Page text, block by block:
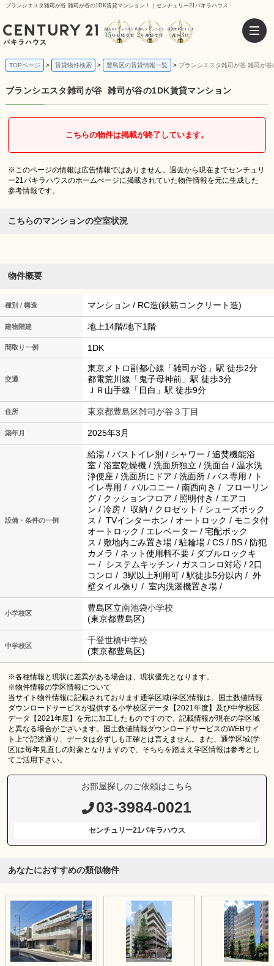
ブランシエスタ雑司が谷 雑司が谷の1DK賃貸マンション！｜センチュリー21パキラハウス
TOPページ 賃貸物件検索 豊島区の賃貸情報一覧 ブランシエスタ雑司が谷 雑司が
ブランシエスタ雑司が谷 雑司が谷の1DK賃貸マンション
こちらの物件は掲載が終了しています。
※このページの情報は広告情報ではありません。過去から現在までセンチュリ
ー21パキラハウスのホームぺージに掲載されていた物件情報を元に生成した
参考情報です。
こちらのマンションの空室状況
物件概要
種別 / 構造 マンション / RC造(鉄筋コンクリート造)
建物階建 地上14階/地下1階
間取り一例 1DK
交通
東京メトロ副都心線「雑司が谷」駅 徒歩2分
都電荒川線「鬼子母神前」駅 徒歩3分
ＪＲ山手線「目白」駅 徒歩9分
住所 東京都豊島区雑司が谷３丁目
築年月 2025年3月
設備・条件の一例
給湯 / バストイレ別 / シャワー / 追焚機能浴
室 / 浴室乾燥機 / 洗面所独立 / 洗面台 / 温水洗
浄便座 / 洗面所にドア / 洗面所 / バス専用 / ト
イレ専用 / バルコニー / 南西向き / フローリン
グ / クッションフロア / 照明付き / エアコ
ン / 冷房 / 収納 / クロゼット / シューズボック
ス / TVインターホン / オートロック / モニタ付
オートロック / エレベーター / 宅配ボック
ス / 敷地内ごみ置き場 / 駐輪場 / CS / BS / 防犯
カメラ / ネット使用料不要 / ダブルロックキ
ー / システムキッチン / ガスコンロ対応 / 2口
コンロ / 3駅以上利用可 / 駅徒歩5分以内 / 外
壁タイル張り / 室内洗濯機置き場 /
小学校区
豊島区立南池袋小学校
(東京都豊島区)
中学校区
千登世橋中学校
(東京都豊島区)
※各種情報と現状に差異がある場合は、現状優先となります。
※物件情報の学区情報について
当サイト物件情報に記載されております通学区域(学区)情報は、国土数値情報
ダウンロードサービスが提供する小学校区データ【2021年度】及び中学校区
データ【2021年度】を元に加工したものですので、記載情報が現在の学区域
と異なる場合がございます。国土数値情報ダウンロードサービスのWEBサイ
ト上で記述通り、データは必ずしも正確とは言えません。また、通学区域(学
区)は毎年見直しの対象となりますので、そちらを踏まえ学区情報は参考とし
てご活用下さい。
お部屋探しのご依頼はこちら
03-3984-0021
センチュリー21パキラハウス
あなたにおすすめの類似物件